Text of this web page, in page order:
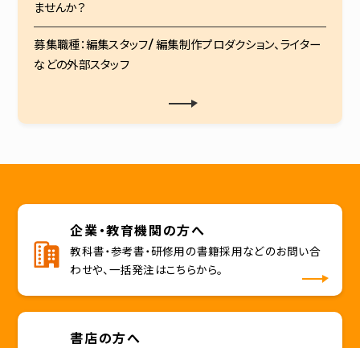
ませんか？
募集職種：編集スタッフ/ 編集制作プロダクション、ライター
などの外部スタッフ
企業・教育機関の方へ
教科書・参考書・研修用の書籍採用などのお問い合
わせや、一括発注はこちらから。
書店の方へ